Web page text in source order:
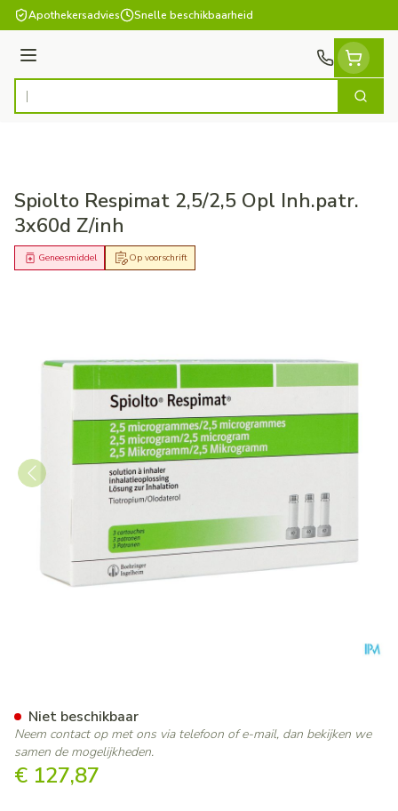
Ga naar de inhoud
Apothekersadvies Snelle beschikbaarheid
Menu
Product, merk, categorie... Zoek
Spiolto Respimat 2,5/2,5 Opl Inh.patr.
3x60d Z/inh
Op voorschrift
Geneesmiddel
€ 127,87
Niet beschikbaar
Neem contact op met ons via telefoon of e-mail, dan bekijken we
samen de mogelijkheden.